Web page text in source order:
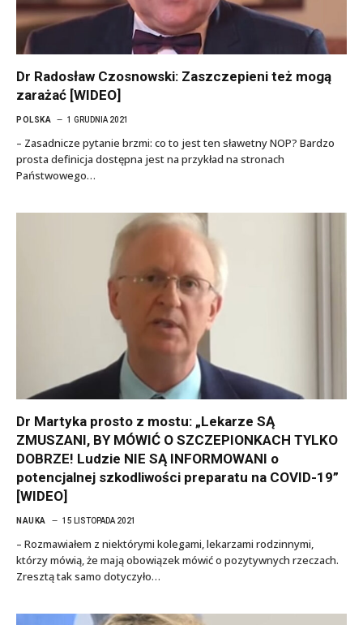
Dr Radosław Czosnowski: Zaszczepieni też mogą
zarażać [WIDEO]
POLSKA 1 GRUDNIA 2021
– Zasadnicze pytanie brzmi: co to jest ten sławetny NOP? Bardzo
prosta definicja dostępna jest na przykład na stronach
Państwowego…
Dr Martyka prosto z mostu: „Lekarze SĄ
ZMUSZANI, BY MÓWIĆ O SZCZEPIONKACH TYLKO
DOBRZE! Ludzie NIE SĄ INFORMOWANI o
potencjalnej szkodliwości preparatu na COVID-19”
[WIDEO]
NAUKA 15 LISTOPADA 2021
– Rozmawiałem z niektórymi kolegami, lekarzami rodzinnymi,
którzy mówią, że mają obowiązek mówić o pozytywnych rzeczach.
Zresztą tak samo dotyczyło…